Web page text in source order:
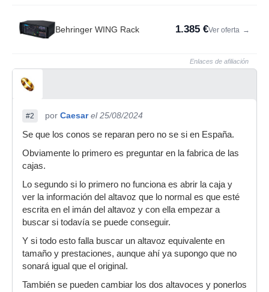
Behringer WING Rack 1.385 €Ver oferta →
Enlaces de afiliación
#2 por Caesar el 25/08/2024
Se que los conos se reparan pero no se si en España.
Obviamente lo primero es preguntar en la fabrica de las
cajas.
Lo segundo si lo primero no funciona es abrir la caja y
ver la información del altavoz que lo normal es que esté
escrita en el imán del altavoz y con ella empezar a
buscar si todavía se puede conseguir.
Y si todo esto falla buscar un altavoz equivalente en
tamaño y prestaciones, aunque ahí ya supongo que no
sonará igual que el original.
También se pueden cambiar los dos altavoces y ponerlos